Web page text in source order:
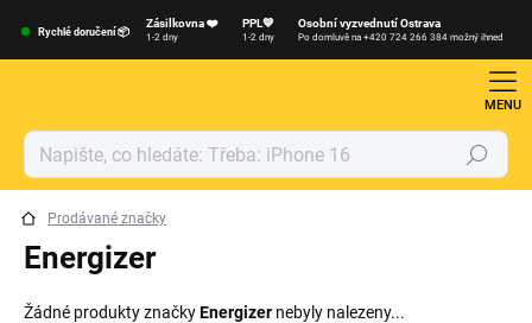
Rychlé doručení 📦
Zásilkovna ❤️ PPL💙 Osobní vyzvednutí Ostrava
1-2 dny 1-2 dny Po domluvě na +420 724 266 384 možný ihned
Hledat
Prodávané značky
Energizer
Žádné produkty značkyEnergizer nebyly nalezeny...